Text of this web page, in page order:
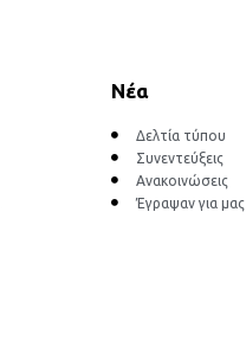
Νέα
Δελτία τύπου
Συνεντεύξεις
Ανακοινώσεις
Έγραψαν για μας